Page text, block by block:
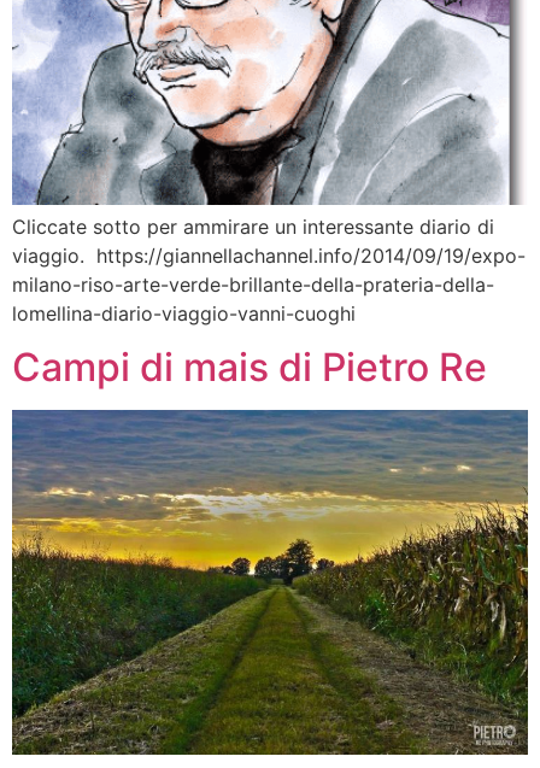
Cliccate sotto per ammirare un interessante diario di
viaggio. https://giannellachannel.info/2014/09/19/expo-
milano-riso-arte-verde-brillante-della-prateria-della-
lomellina-diario-viaggio-vanni-cuoghi
Campi di mais di Pietro Re